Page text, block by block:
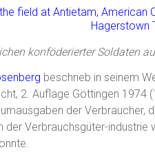
konföderierter Soldaten
beschrieb in seinem
2. Auflage Göttingen 1974
der Verbraucher,
der Verbrauchsgüter-industrie